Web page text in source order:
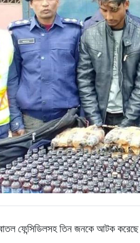
ফেন্সিডিলসহ তিন জনকে আটক করেছে